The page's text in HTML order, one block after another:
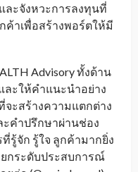
ละจังหวะการลงทุนที่
ค้าเพื่อสร้างพอร์ตให้มี
Advisory ทั้งด้าน
ละให้คำแนะนำอย่าง
จะสร้างความแตกต่าง
ะคำปรึกษาผ่านช่อง
รู้จัก รู้ใจ ลูกค้ามากยิ่ง
ยกระดับประสบการณ์